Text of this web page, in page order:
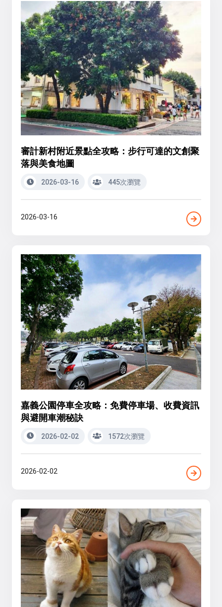
審計新村附近景點全攻略：步行可達的文創聚
落與美食地圖
2026-03-16 445次瀏覽
2026-03-16
嘉義公園停車全攻略：免費停車場、收費資訊
與避開車潮秘訣
2026-02-02 1572次瀏覽
2026-02-02